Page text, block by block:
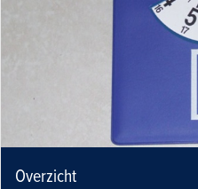
Overzicht